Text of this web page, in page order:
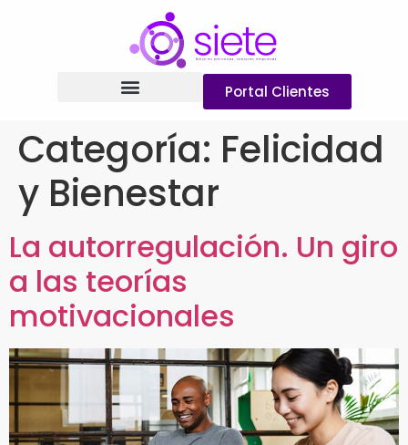
Portal Clientes
Categoría: Felicidad
y Bienestar
La autorregulación. Un giro
a las teorías
motivacionales